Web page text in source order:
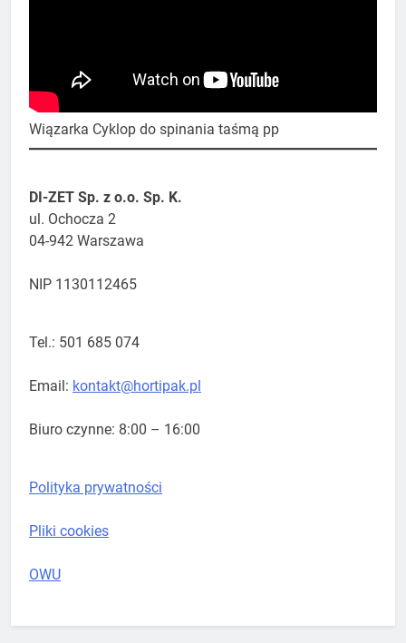
Wiązarka Cyklop do spinania taśmą pp
DI-ZET Sp. z o.o. Sp. K.
​ul. Ochocza 2
04-942 Warszawa
NIP 1130112465
Tel.: 501 685 074
Email: kontakt@hortipak.pl
Biuro czynne: 8:00 – 16:00
Polityka prywatności
Pliki cookies
OWU